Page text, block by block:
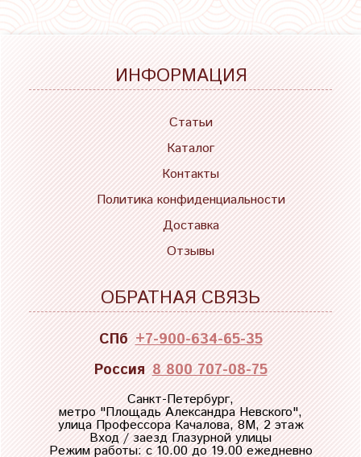
ИНФОРМАЦИЯ
Статьи
Каталог
Контакты
Политика конфиденциальности
Доставка
Отзывы
ОБРАТНАЯ СВЯЗЬ
СПб +7-900-634-65-35
Россия 8 800 707-08-75
Санкт-Петербург,
метро "Площадь Александра Невского",
улица Профессора Качалова, 8М, 2 этаж
Вход / заезд Глазурной улицы
Режим работы: с 10.00 до 19.00 ежедневно